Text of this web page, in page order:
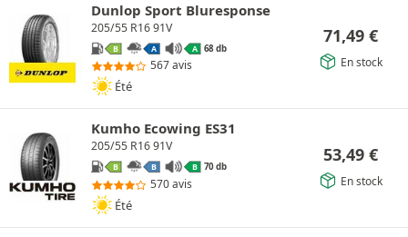
Dunlop Sport Bluresponse
205/55 R16 91V
B A A 68 db
567 avis
Été
71,49 €
En stock
Kumho Ecowing ES31
205/55 R16 91V
B B B 70 db
570 avis
Été
53,49 €
En stock